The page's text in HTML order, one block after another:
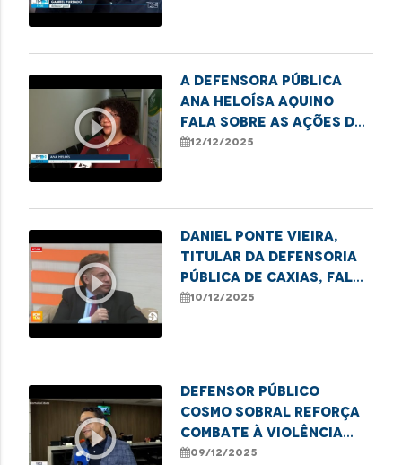
tecnologia.
play_circle_outline
A defensora pública
Ana Heloísa Aquino
fala sobre as ações de
combate ao sub-
12/12/2025
play_circle_outline
Daniel Ponte Vieira,
titular da Defensoria
Pública de Caxias, fala
sobre a semana de
10/12/2025
play_circle_outline
Defensor Público
Cosmo Sobral reforça
combate à violência
contra idosos no
09/12/2025